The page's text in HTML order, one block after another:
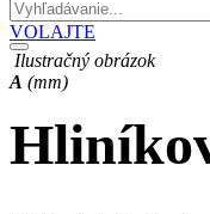
VOLAJTE
Ilustračný obrázok
A (mm)